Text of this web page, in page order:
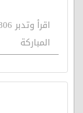
المباركة